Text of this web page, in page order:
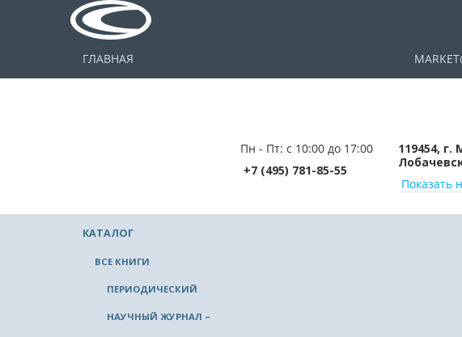
ГЛАВНАЯ
Пн - Пт: с 10:00 до 17:00
+7 (495) 781-85-55
119454, г.
Показать
КАТАЛОГ
ВСЕ КНИГИ
ПЕРИОДИЧЕСКИЙ
НАУЧНЫЙ ЖУРНАЛ –